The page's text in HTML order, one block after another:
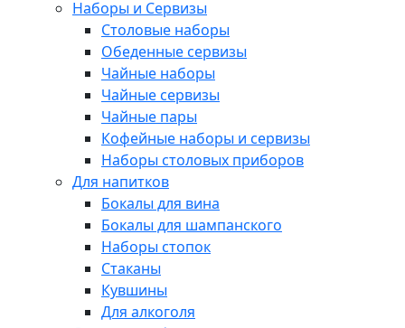
Наборы и Сервизы
Столовые наборы
Обеденные сервизы
Чайные наборы
Чайные сервизы
Чайные пары
Кофейные наборы и сервизы
Наборы столовых приборов
Для напитков
Бокалы для вина
Бокалы для шампанского
Наборы стопок
Стаканы
Кувшины
Для алкоголя